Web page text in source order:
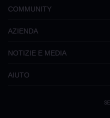
COMMUNITY
AZIENDA
NOTIZIE E MEDIA
AIUTO